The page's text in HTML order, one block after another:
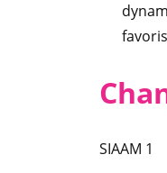
SIAAM 1